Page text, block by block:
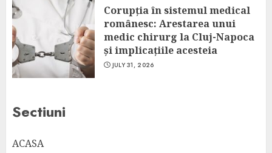
Corupția în sistemul medical
românesc: Arestarea unui
medic chirurg la Cluj-Napoca
și implicațiile acesteia
JULY 31, 2026
Sectiuni
ACASA